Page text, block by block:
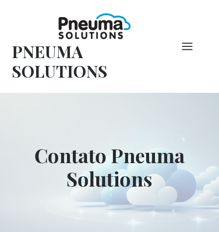
conteúdo
PNEUMA
SOLUTIONS
Contato Pneuma
Solutions